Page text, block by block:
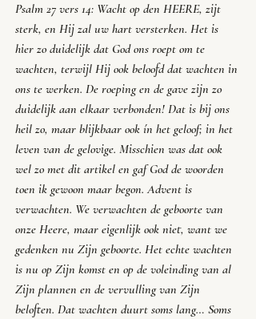
Psalm 27 vers 14: Wacht op den HEERE, zijt
sterk, en Hij zal uw hart versterken. Het is
hier zo duidelijk dat God ons roept om te
wachten, terwijl Hij ook beloofd dat wachten in
ons te werken. De roeping en de gave zijn zo
duidelijk aan elkaar verbonden! Dat is bij ons
heil zo, maar blijkbaar ook ín het geloof; in het
leven van de gelovige. Misschien was dat ook
wel zo met dit artikel en gaf God de woorden
toen ik gewoon maar begon. Advent is
verwachten. We verwachten de geboorte van
onze Heere, maar eigenlijk ook niet, want we
gedenken nu Zijn geboorte. Het echte wachten
is nu op Zijn komst en op de voleinding van al
Zijn plannen en de vervulling van Zijn
beloften. Dat wachten duurt soms lang… Soms